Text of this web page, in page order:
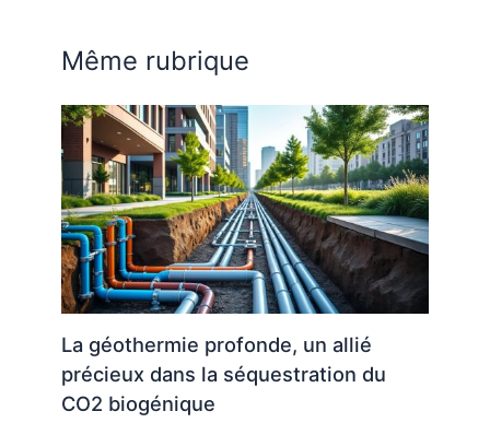
Même rubrique
La géothermie profonde, un allié
précieux dans la séquestration du
CO2 biogénique